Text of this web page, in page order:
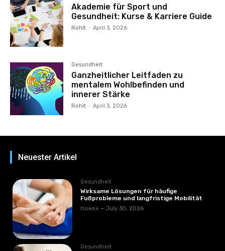
Akademie für Sport und
Gesundheit: Kurse & Karriere Guide
Rohit - April 3, 2026
Gesundheit
Ganzheitlicher Leitfaden zu
mentalem Wohlbefinden und
innerer Stärke
Rohit - April 3, 2026
Neuester Artikel
Gesundheit
Wirksame Lösungen für häufige
Fußprobleme und langfristige Mobilität
Hawke - July 30, 2026
Gesundheit